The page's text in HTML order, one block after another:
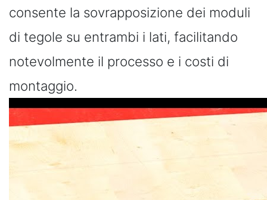
consente la sovrapposizione dei moduli
di tegole su entrambi i lati, facilitando
notevolmente il processo e i costi di
montaggio.